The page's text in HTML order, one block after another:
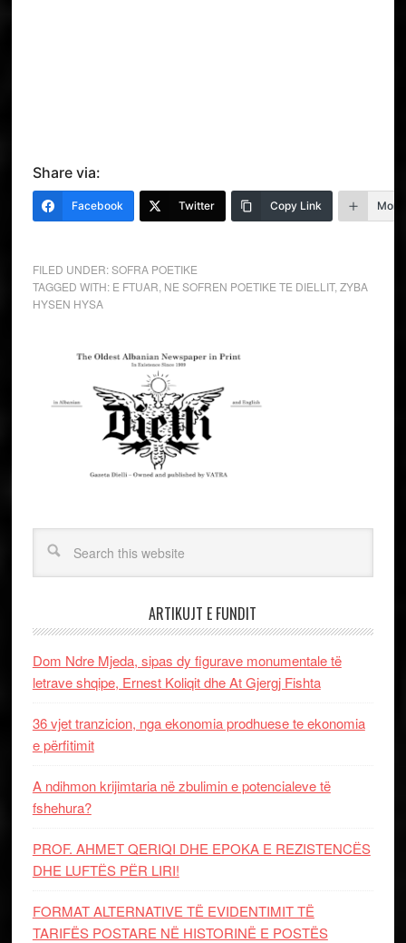
Share via:
Facebook Twitter Copy Link More
FILED UNDER:SOFRA POETIKE
TAGGED WITH: E FTUAR NE SOFREN POETIKE TE DIELLIT, ZYBA
HYSEN HYSA
ARTIKUJT E FUNDIT
Dom Ndre Mjeda, sipas dy figurave monumentale të
letrave shqipe, Ernest Koliqit dhe At Gjergj Fishta
36 vjet tranzicion, nga ekonomia prodhuese te ekonomia
e përfitimit
A ndihmon krijimtaria në zbulimin e potencialeve të
fshehura?
PROF. AHMET QERIQI DHE EPOKA E REZISTENCЁS
DHE LUFTЁS PЁR LIRI!
FORMAT ALTERNATIVE TË EVIDENTIMIT TË
TARIFËS POSTARE NË HISTORINË E POSTËS